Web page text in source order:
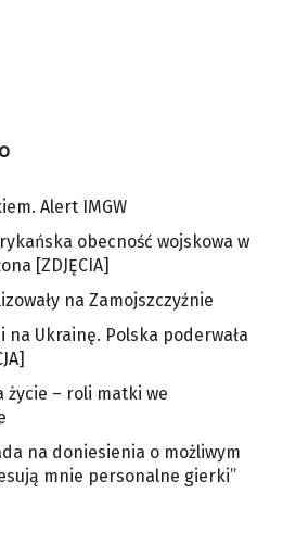
Alert IMGW
obecność wojskowa w
[ZDJĘCIA]
na Zamojszczyźnie
na Ukrainę. Polska poderwała
życie – roli matki we
na doniesienia o możliwym
mnie personalne gierki”